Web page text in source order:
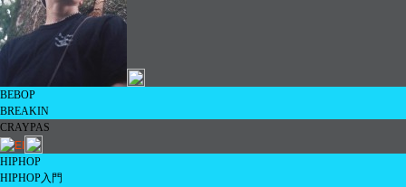
BEBOP
BREAKIN
CRAYPAS
HIPHOP
HIPHOP入門